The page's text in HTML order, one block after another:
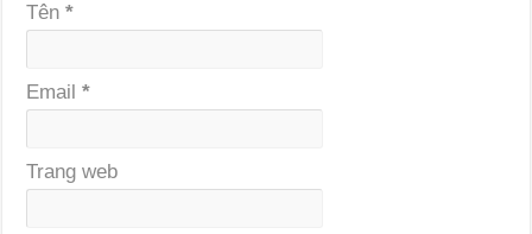
Tên*
Email*
Trang web